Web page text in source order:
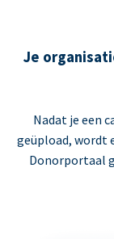
Je
Nadat je een
geüpload, wordt
Donorportaal